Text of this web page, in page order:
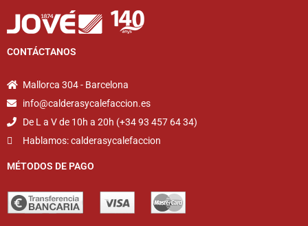
CONTÁCTANOS
Mallorca 304 - Barcelona
info@calderasycalefaccion.es
De L a V de 10h a 20h (+34 93 457 64 34)
Hablamos: calderasycalefaccion
MÉTODOS DE PAGO